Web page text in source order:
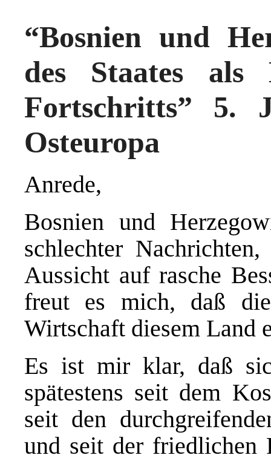
“Bosnien und
des Staates als
Fortschritts” 5.
Osteuropa
Anrede,
Bosnien und
schlechter
Aussicht auf rasche
freut es mich, daß
Wirtschaft diesem Land
Es ist mir klar, daß
spätestens seit dem
seit den
und seit der friedlichen